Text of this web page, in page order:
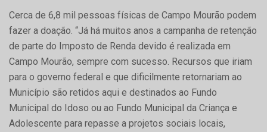
Cerca de 6,8 mil pessoas físicas de Campo Mourão podem
fazer a doação. “Já há muitos anos a campanha de retenção
de parte do Imposto de Renda devido é realizada em
Campo Mourão, sempre com sucesso. Recursos que iriam
para o governo federal e que dificilmente retornariam ao
Município são retidos aqui e destinados ao Fundo
Municipal do Idoso ou ao Fundo Municipal da Criança e
Adolescente para repasse a projetos sociais locais,